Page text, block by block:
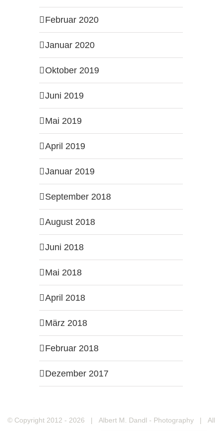
Februar 2020
Januar 2020
Oktober 2019
Juni 2019
Mai 2019
April 2019
Januar 2019
September 2018
August 2018
Juni 2018
Mai 2018
April 2018
März 2018
Februar 2018
Dezember 2017
© Copyright 2012 - 2026 | Albert M. Dandl - Photography | All